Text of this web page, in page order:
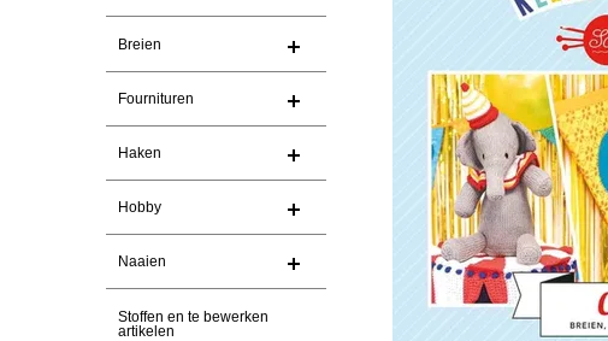
Breien
Fournituren
Haken
Hobby
Naaien
Stoffen en te bewerken
artikelen